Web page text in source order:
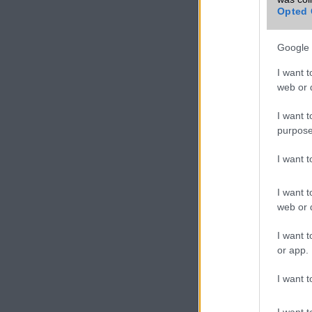
Opted
Google
I want
web or
I want
I want
I want
web or
I want
or app.
I want
90Hz-es panelje
telefonhoz
fejhallgató-